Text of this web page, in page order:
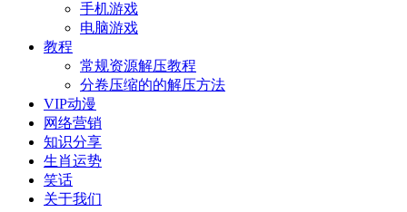
手机游戏
电脑游戏
教程
常规资源解压教程
分卷压缩的的解压方法
VIP动漫
网络营销
知识分享
生肖运势
笑话
关于我们